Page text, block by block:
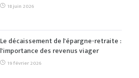
18 juin 2026
Le décaissement de l'épargne-retraite :
l'importance des revenus viager
19 février 2026